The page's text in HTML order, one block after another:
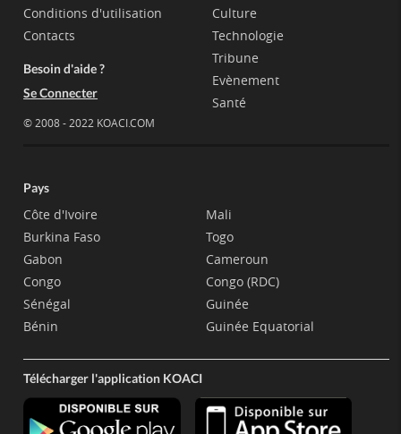
Conditions d'utilisation
Contacts
Besoin d'aide ?
Se Connecter
© 2008 - 2022 KOACI.COM
Culture
Technologie
Tribune
Evènement
Santé
Pays
Côte d'Ivoire
Burkina Faso
Gabon
Congo
Sénégal
Bénin
Mali
Togo
Cameroun
Congo (RDC)
Guinée
Guinée Equatorial
Télécharger l'application KOACI